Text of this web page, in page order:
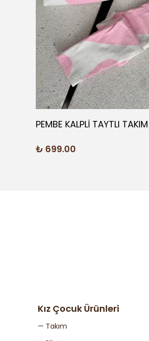
PEMBE KALPLİ TAYTLI TAKIM
₺ 699.00
Kız Çocuk Ürünleri
— Takım